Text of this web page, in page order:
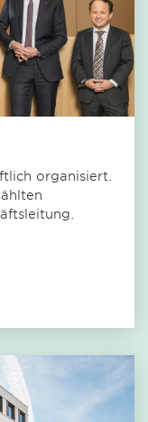
organisiert.